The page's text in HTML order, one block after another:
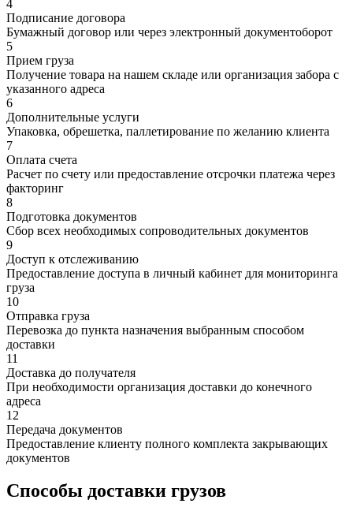
4
Подписание договора
Бумажный договор или через электронный документоборот
5
Прием груза
Получение товара на нашем складе или организация забора с
указанного адреса
6
Дополнительные услуги
Упаковка, обрешетка, паллетирование по желанию клиента
7
Оплата счета
Расчет по счету или предоставление отсрочки платежа через
факторинг
8
Подготовка документов
Сбор всех необходимых сопроводительных документов
9
Доступ к отслеживанию
Предоставление доступа в личный кабинет для мониторинга
груза
10
Отправка груза
Перевозка до пункта назначения выбранным способом
доставки
11
Доставка до получателя
При необходимости организация доставки до конечного
адреса
12
Передача документов
Предоставление клиенту полного комплекта закрывающих
документов
Способы доставки грузов